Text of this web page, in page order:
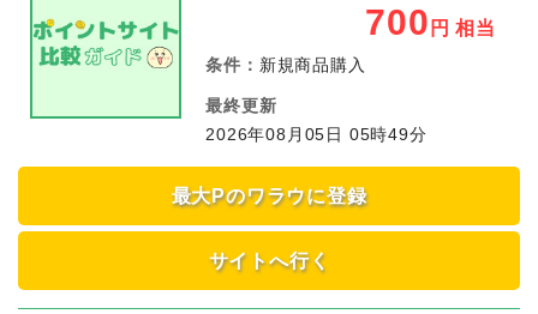
700 円 相当
条件： 新規商品購入
最終更新
2026年08月05日 05時49分
最大Pのワラウに登録
サイトへ行く